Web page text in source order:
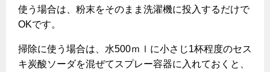
使う場合は、粉末をそのまま洗濯機に投入するだけで
OKです。
掃除に使う場合は、水500ｍｌに小さじ1杯程度のセス
キ炭酸ソーダを混ぜてスプレー容器に入れておくと、